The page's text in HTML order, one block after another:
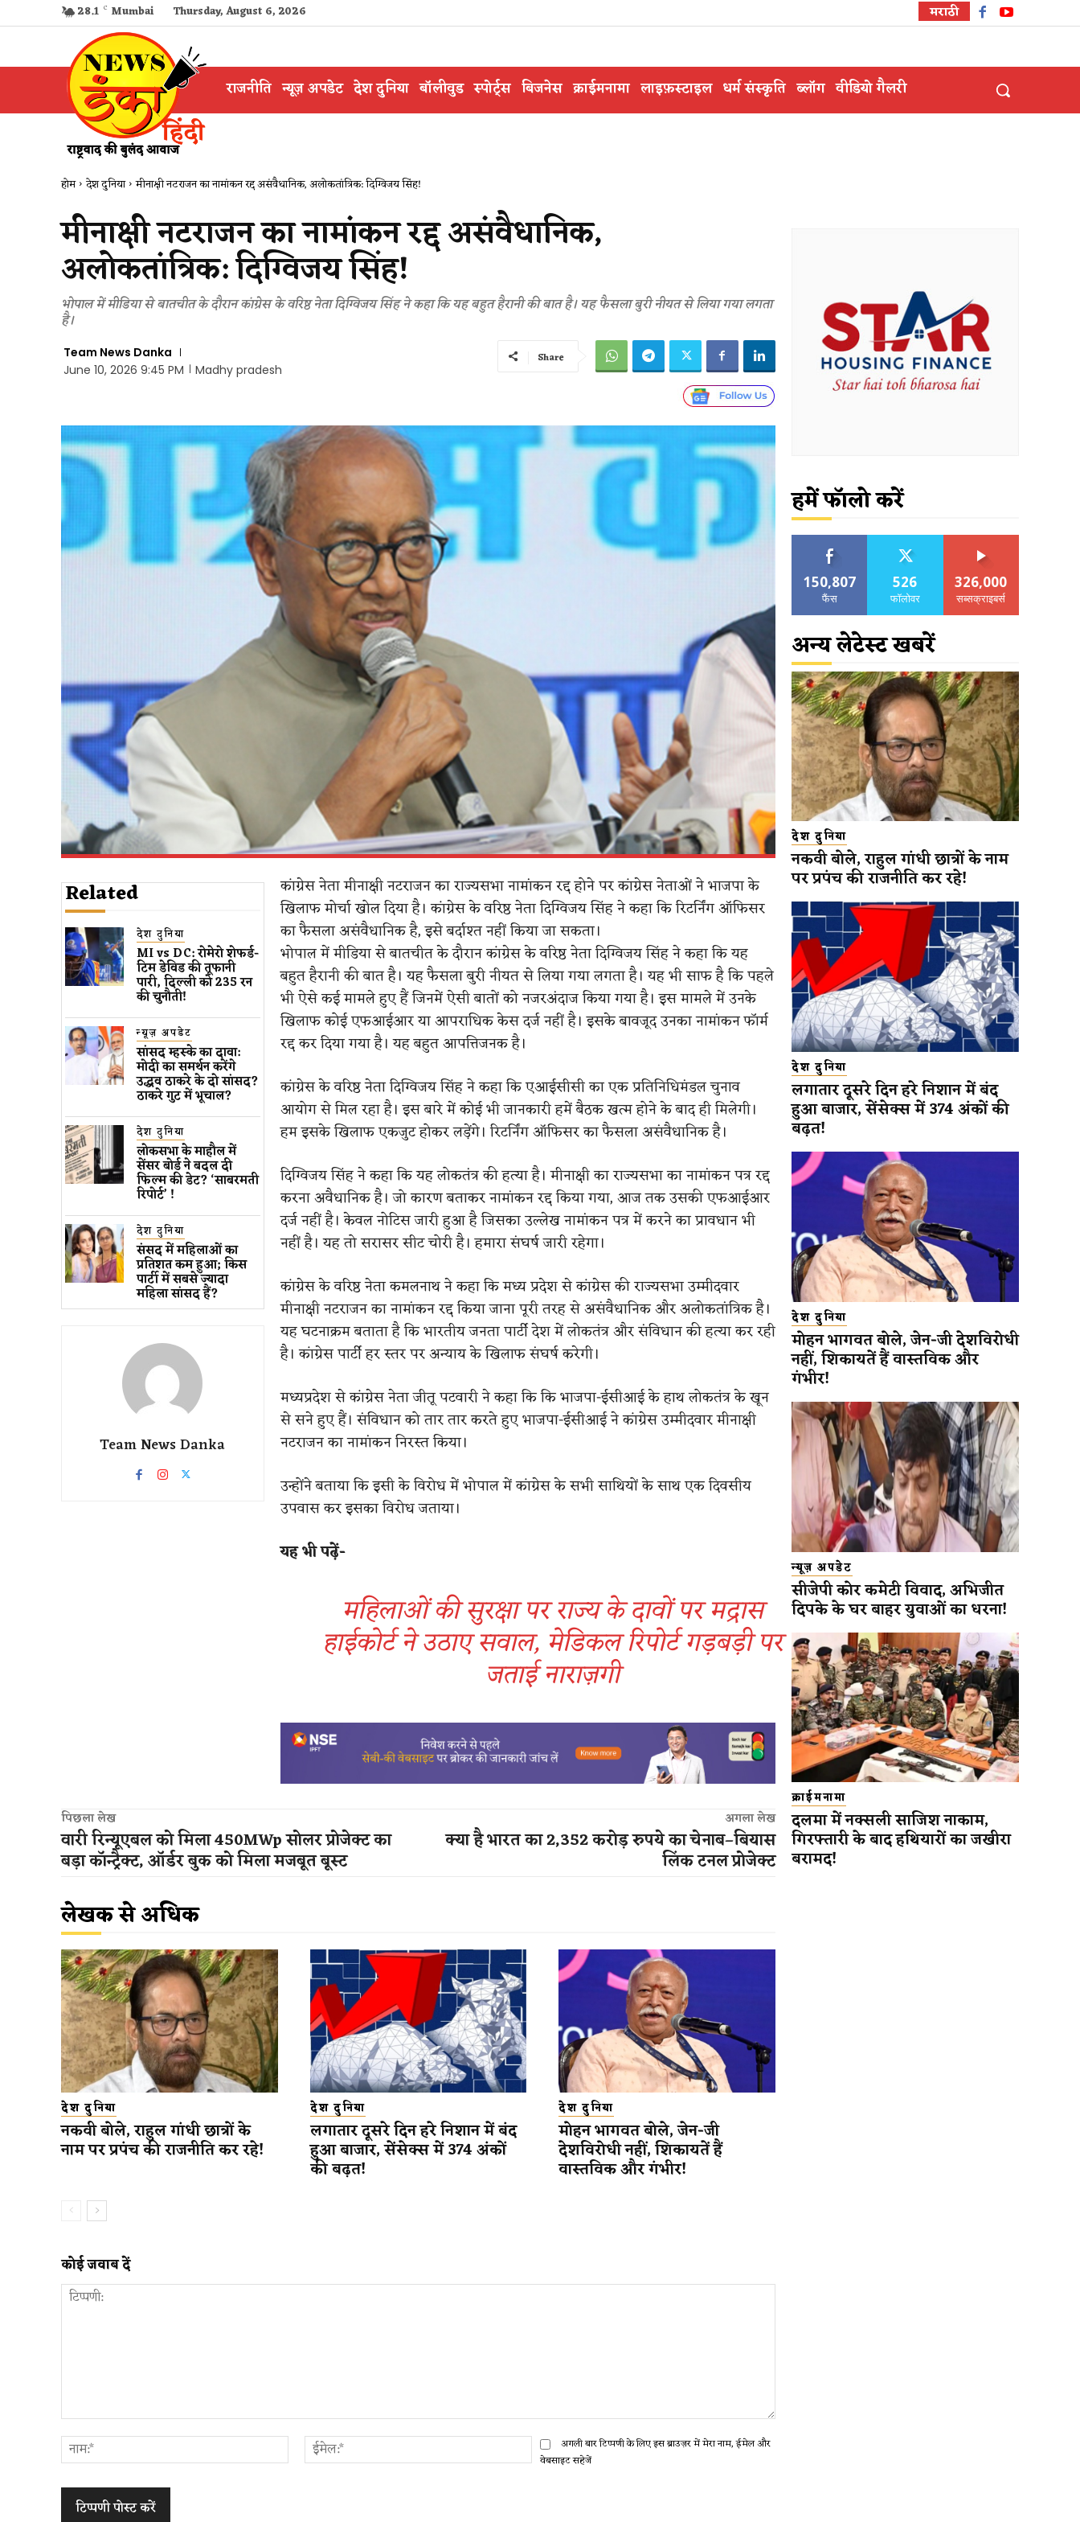
28.1 C Mumbai Thursday, August 6, 2026 मराठी
राजनीति न्यूज़ अपडेट देश दुनिया बॉलीवुड स्पोर्ट्स बिजनेस क्राईमनामा लाइफ़स्टाइल धर्म संस्कृति ब्लॉग वीडियो गैलरी
होम देश दुनिया मीनाक्षी नटराजन का नामांकन रद्द असंवैधानिक, अलोकतांत्रिक: दिग्विजय सिंह!
मीनाक्षी नटराजन का नामांकन रद्द असंवैधानिक,
अलोकतांत्रिक: दिग्विजय सिंह!
भोपाल में मीडिया से बातचीत के दौरान कांग्रेस के वरिष्ठ नेता दिग्विजय सिंह ने कहा कि यह बहुत हैरानी की बात है। यह फैसला बुरी नीयत से लिया गया लगता
है।
Team News Danka
June 10, 2026 9:45 PM
Madhy pradesh
Share
Related
देश दुनिया
MI vs DC: रोमेरो शेफर्ड-
टिम डेविड की तूफानी
पारी, दिल्ली को 235 रन
की चुनौती!
न्यूज़ अपडेट
सांसद म्हस्के का दावा:
मोदी का समर्थन करेंगे
उद्धव ठाकरे के दो सांसद?
ठाकरे गुट में भूचाल?
देश दुनिया
लोकसभा के माहौल में
सेंसर बोर्ड ने बदल दी
फिल्म की डेट? ‘साबरमती
रिपोर्ट’ !
देश दुनिया
संसद में महिलाओं का
प्रतिशत कम ​हुआ​; किस
पार्टी में सबसे ज्यादा
महिला सांसद हैं?
Team News Danka
कांग्रेस नेता मीनाक्षी नटराजन का राज्यसभा नामांकन रद्द होने पर कांग्रेस नेताओं ने भाजपा के
खिलाफ मोर्चा खोल दिया है। कांग्रेस के वरिष्ठ नेता दिग्विजय सिंह ने कहा कि रिटर्निंग ऑफिसर
का फैसला असंवैधानिक है, इसे बर्दाश्त नहीं किया जा सकता।
भोपाल में मीडिया से बातचीत के दौरान कांग्रेस के वरिष्ठ नेता दिग्विजय सिंह ने कहा कि यह
बहुत हैरानी की बात है। यह फैसला बुरी नीयत से लिया गया लगता है। यह भी साफ है कि पहले
भी ऐसे कई मामले हुए हैं जिनमें ऐसी बातों को नजरअंदाज किया गया है। इस मामले में उनके
खिलाफ कोई एफआईआर या आपराधिक केस दर्ज नहीं है। इसके बावजूद उनका नामांकन फॉर्म
रद्द कर दिया गया है। यह बहुत आपत्तिजनक है।
कांग्रेस के वरिष्ठ नेता दिग्विजय सिंह ने कहा कि एआईसीसी का एक प्रतिनिधिमंडल चुनाव
आयोग से मिल रहा है। इस बारे में कोई भी जानकारी हमें बैठक खत्म होने के बाद ही मिलेगी।
हम इसके खिलाफ एकजुट होकर लड़ेंगे। रिटर्निंग ऑफिसर का फैसला असंवैधानिक है।
दिग्विजय सिंह ने कहा कि यह लोकतंत्र की हत्या है। मीनाक्षी का राज्यसभा का नामांकन पत्र रद्द
करना अवैधानिक है। जो कारण बताकर नामांकन रद्द किया गया, आज तक उसकी एफआईआर
दर्ज नहीं है। केवल नोटिस जारी हुआ है जिसका उल्लेख नामांकन पत्र में करने का प्रावधान भी
नहीं है। यह तो सरासर सीट चोरी है। हमारा संघर्ष जारी रहेगा।
कांग्रेस के वरिष्ठ नेता कमलनाथ ने कहा कि मध्य प्रदेश से कांग्रेस की राज्यसभा उम्मीदवार
मीनाक्षी नटराजन का नामांकन रद्द किया जाना पूरी तरह से असंवैधानिक और अलोकतांत्रिक है।
यह घटनाक्रम बताता है कि भारतीय जनता पार्टी देश में लोकतंत्र और संविधान की हत्या कर रही
है। कांग्रेस पार्टी हर स्तर पर अन्याय के खिलाफ संघर्ष करेगी।
मध्यप्रदेश से कांग्रेस नेता जीतू पटवारी ने कहा कि कि भाजपा-ईसीआई के हाथ लोकतंत्र के खून
से सने हुए हैं। संविधान को तार तार करते हुए भाजपा-ईसीआई ने कांग्रेस उम्मीदवार मीनाक्षी
नटराजन का नामांकन निरस्त किया।
उन्होंने बताया कि इसी के विरोध में भोपाल में कांग्रेस के सभी साथियों के साथ एक दिवसीय
उपवास कर इसका विरोध जताया।
यह भी पढ़ें-
महिलाओं की सुरक्षा पर राज्य के दावों पर मद्रास
हाईकोर्ट ने उठाए सवाल, मेडिकल रिपोर्ट गड़बड़ी पर
जताई नाराज़गी
पिछला लेख
वारी रिन्यूएबल को मिला 450MWp सोलर प्रोजेक्ट का
बड़ा कॉन्ट्रैक्ट, ऑर्डर बुक को मिला मजबूत बूस्ट
अगला लेख
क्या है भारत का 2,352 करोड़ रुपये का चेनाब–बियास
लिंक टनल प्रोजेक्ट
लेखक से अधिक
देश दुनिया
नकवी बोले, राहुल गांधी छात्रों के
नाम पर प्रपंच की राजनीति कर रहे!
देश दुनिया
लगातार दूसरे दिन हरे निशान में बंद
हुआ बाजार, सेंसेक्स में 374 अंकों
की बढ़त!
देश दुनिया
मोहन भागवत बोले, जेन-जी
देशविरोधी नहीं, शिकायतें हैं
वास्तविक और गंभीर!
कोई जवाब दें
नाम:*
ईमेल:*अगली बार टिप्पणी के लिए इस ब्राउज़र में मेरा नाम, ईमेल और
वेबसाइट सहेजें
हमें फॉलो करें
150,807
फैंस
526
फॉलोवर
326,000
सब्सक्राइबर्स
अन्य लेटेस्ट खबरें
देश दुनिया
नकवी बोले, राहुल गांधी छात्रों के नाम
पर प्रपंच की राजनीति कर रहे!
देश दुनिया
लगातार दूसरे दिन हरे निशान में बंद
हुआ बाजार, सेंसेक्स में 374 अंकों की
बढ़त!
देश दुनिया
मोहन भागवत बोले, जेन-जी देशविरोधी
नहीं, शिकायतें हैं वास्तविक और
गंभीर!
न्यूज़ अपडेट
सीजेपी कोर कमेटी विवाद, अभिजीत
दिपके के घर बाहर युवाओं का धरना!
क्राईमनामा
दलमा में नक्सली साजिश नाकाम,
गिरफ्तारी के बाद हथियारों का जखीरा
बरामद!